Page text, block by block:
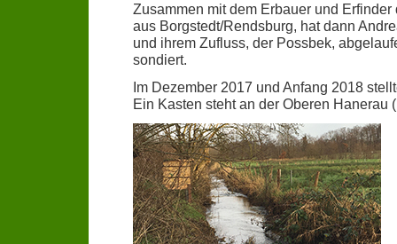
Zusammen mit dem Erbauer und
aus Borgstedt/Rendsburg, hat dann
und ihrem Zufluss, der Possbek,
sondiert.
Im Dezember 2017 und Anfang 2018
Ein Kasten steht an der Oberen Hanerau